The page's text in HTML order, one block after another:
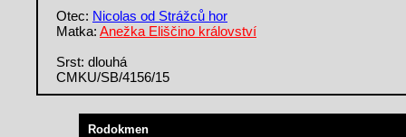
Otec: Nicolas od Strážců hor
Matka: Anežka Eliščino království
Srst: dlouhá
CMKU/SB/4156/15
Rodokmen